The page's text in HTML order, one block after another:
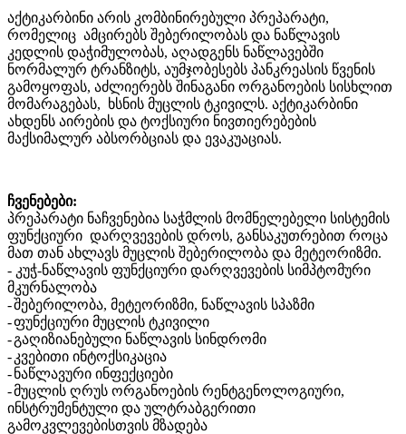
აქტიკარბინი არის კომბინირებული პრეპარატი,
რომელიც ამცირებს შებერილობას და ნაწლავის
კედლის დაჭიმულობას, აღადგენს ნაწლავებში
ნორმალურ ტრანზიტს, აუმჯობესებს პანკრეასის წვენის
გამოყოფას, აძლიერებს შინაგანი ორგანოების სისხლით
მომარაგებას, ხსნის მუცლის ტკივილს. აქტიკარბინი
ახდენს აირების და ტოქსიური ნივთიერებების
მაქსიმალურ აბსორბციას და ევაკუაციას.
ჩვენებები:
პრეპარატი ნაჩვენებია საჭმლის მომნელებელი სისტემის
ფუნქციური დარღვევების დროს, განსაკუთრებით როცა
მათ თან ახლავს მუცლის შებერილობა და მეტეორიზმი.
- კუჭ-ნაწლავის ფუნქციური დარღვევების სიმპტომური
მკურნალობა
-შებერილობა, მეტეორიზმი, ნაწლავის სპაზმი
-ფუნქციური მუცლის ტკივილი
-გაღიზიანებული ნაწლავის სინდრომი
-კვებითი ინტოქსიკაცია
-ნაწლავური ინფექციები
-მუცლის ღრუს ორგანოების რენტგენოლოგიური,
ინსტრუმენტული და ულტრაბგერითი
გამოკვლევებისთვის მზადება